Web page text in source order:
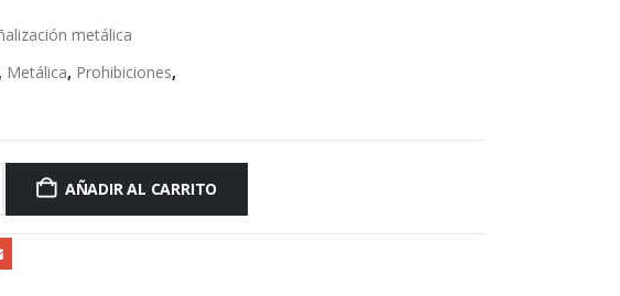
metálica
, Metálica, Prohibiciones,
AÑADIR AL CARRITO